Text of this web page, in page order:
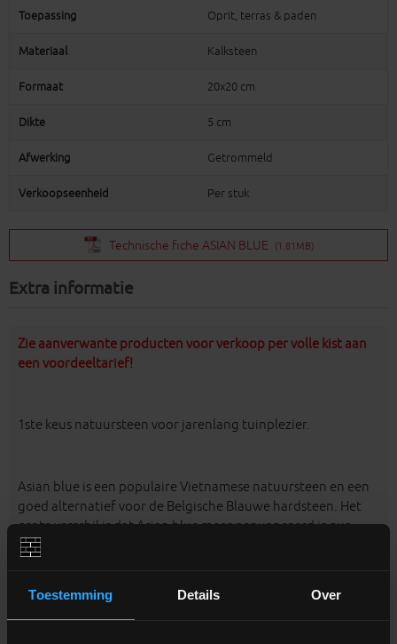
Toestemming Details Over
Toepassing Oprit, terras & paden
Materiaal Kalksteen
Formaat 20x20 cm
Dikte 5 cm
Afwerking Getrommeld
Verkoopseenheid Per stuk
Technische fiche ASIAN BLUE (1.81MB)
Extra informatie
Zie aanverwante producten voor verkoop per volle kist aan
een voordeeltarief!
1ste keus natuursteen voor jarenlang tuinplezier.
Asian blue is een populaire Vietnamese natuursteen en een
goed alternatief voor de Belgische Blauwe hardsteen. Het
grote verschil is dat Asian blue meer genuanceerd is qua
kleur en structuur.
Wordt vooral toegepast als terrastegel of oprit.